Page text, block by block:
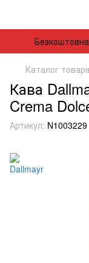
Каталог
Кава
Crema
Артикул: N1003229